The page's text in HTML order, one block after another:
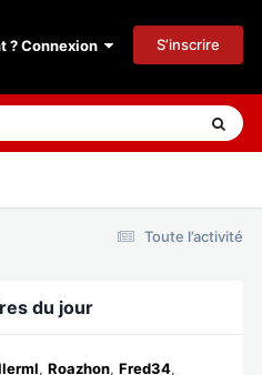
? Connexion S’inscrire
Toute l’activité
du jour
Roazhon Fred34